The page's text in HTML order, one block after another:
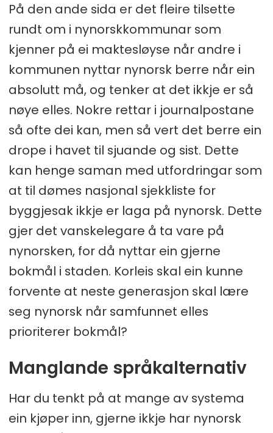
På den ande sida er det fleire tilsette
rundt om i nynorskkommunar som
kjenner på ei maktesløyse når andre i
kommunen nyttar nynorsk berre når ein
absolutt må, og tenker at det ikkje er så
nøye elles. Nokre rettar i journalpostane
så ofte dei kan, men så vert det berre ein
drope i havet til sjuande og sist. Dette
kan henge saman med utfordringar som
at til dømes nasjonal sjekkliste for
byggjesak ikkje er laga på nynorsk. Dette
gjer det vanskelegare å ta vare på
nynorsken, for då nyttar ein gjerne
bokmål i staden. Korleis skal ein kunne
forvente at neste generasjon skal lære
seg nynorsk når samfunnet elles
prioriterer bokmål?
Manglande språkalternativ
Har du tenkt på at mange av systema
ein kjøper inn, gjerne ikkje har nynorsk